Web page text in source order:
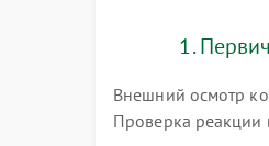
1.
Внешний осмотр
Проверка реакции